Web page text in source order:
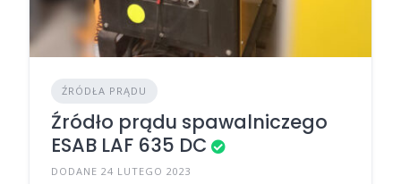
ŹRÓDŁA PRĄDU
Źródło prądu spawalniczego
ESAB LAF 635 DC
DODANE 24 LUTEGO 2023